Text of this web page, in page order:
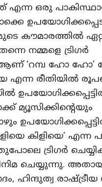
എന്ന ഒരു
കൗമാരത്തിൽ
നമ്മളെ ട്രിഗർ
ആണ് ‘റമ്പ ഹോ ഹോ’
എന്ന രീതിയിൽ
മ്യൂസിക്കിന്റെയും
കിളിയെ’ എന്ന
ട്രിഗർ
ചെയ്യുന്നു.
ഹിന്ദുത്വ രാഷ്ട്രീയ